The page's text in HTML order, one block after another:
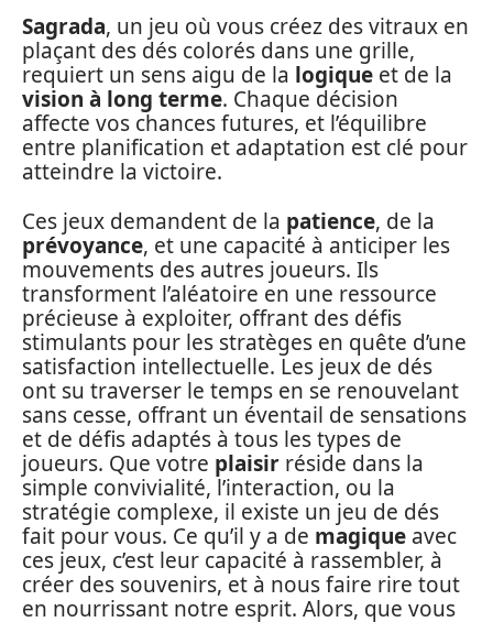
Sagrada, un jeu où vous créez des vitraux en
plaçant des dés colorés dans une grille,
requiert un sens aigu de la logique et de la
vision à long terme. Chaque décision
affecte vos chances futures, et l’équilibre
entre planification et adaptation est clé pour
atteindre la victoire.
Ces jeux demandent de la patience, de la
prévoyance, et une capacité à anticiper les
mouvements des autres joueurs. Ils
transforment l’aléatoire en une ressource
précieuse à exploiter, offrant des défis
stimulants pour les stratèges en quête d’une
satisfaction intellectuelle. Les jeux de dés
ont su traverser le temps en se renouvelant
sans cesse, offrant un éventail de sensations
et de défis adaptés à tous les types de
joueurs. Que votre plaisir réside dans la
simple convivialité, l’interaction, ou la
stratégie complexe, il existe un jeu de dés
fait pour vous. Ce qu’il y a de magique avec
ces jeux, c’est leur capacité à rassembler, à
créer des souvenirs, et à nous faire rire tout
en nourrissant notre esprit. Alors, que vous